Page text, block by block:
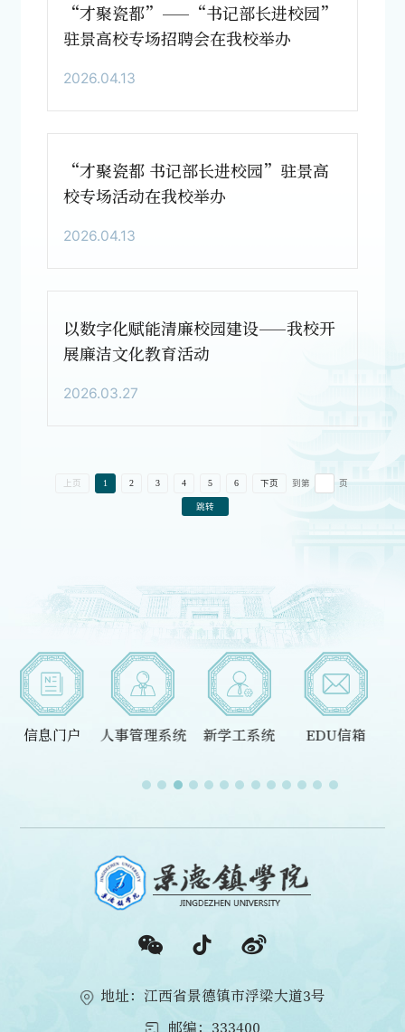
“才聚瓷都”——“书记部长进校园”
驻景高校专场招聘会在我校举办
2026.04.13
“才聚瓷都 书记部长进校园”驻景高
校专场活动在我校举办
2026.04.13
以数字化赋能清廉校园建设——我校开
展廉洁文化教育活动
2026.03.27
上页 1 2 3 4 5 6 下页 到第 页
跳转
信息门户
科研管理平台 人事管理系统 新学工系统 EDU信箱
地址：江西省景德镇市浮梁大道3号
邮编：333400